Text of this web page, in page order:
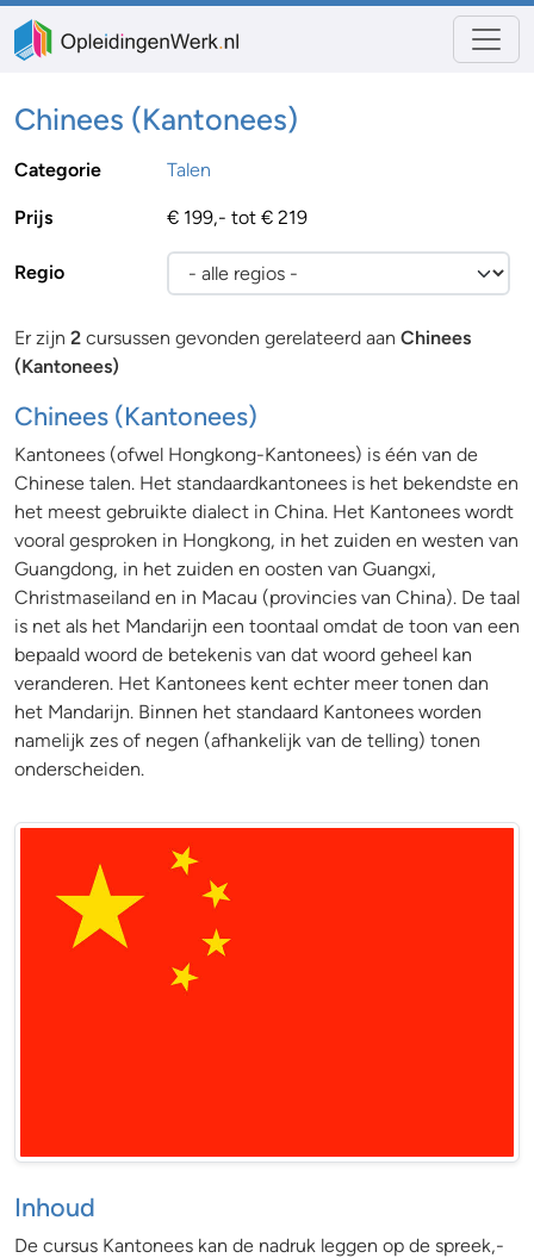
Chinees (Kantonees)
Categorie Talen
Prijs € 199,- tot € 219
Regio
Er zijn 2 cursussen gevonden gerelateerd aan Chinees
(Kantonees)
Chinees (Kantonees)
Kantonees (ofwel Hongkong-Kantonees) is één van de
Chinese talen. Het standaardkantonees is het bekendste en
het meest gebruikte dialect in China. Het Kantonees wordt
vooral gesproken in Hongkong, in het zuiden en westen van
Guangdong, in het zuiden en oosten van Guangxi,
Christmaseiland en in Macau (provincies van China). De taal
is net als het Mandarijn een toontaal omdat de toon van een
bepaald woord de betekenis van dat woord geheel kan
veranderen. Het Kantonees kent echter meer tonen dan
het Mandarijn. Binnen het standaard Kantonees worden
namelijk zes of negen (afhankelijk van de telling) tonen
onderscheiden.
Inhoud
De cursus Kantonees kan de nadruk leggen op de spreek,-